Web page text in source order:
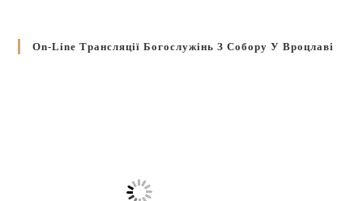
On-Line Трансляції Богослужінь З Собору У Вроцлаві